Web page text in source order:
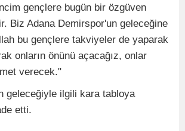
gençlere bugün bir özgüven
Biz Adana Demirspor'un geleceğine
bu gençlere takviyeler de yaparak
onların önünü açacağız, onlar
verecek."
geleceğiyle ilgili kara tabloya
etti.